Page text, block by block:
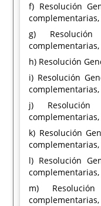
f) Resolución
g)
h) Resolución
i) Resolución
complementarias,
j)
k) Resolución
l) Resolución
m)